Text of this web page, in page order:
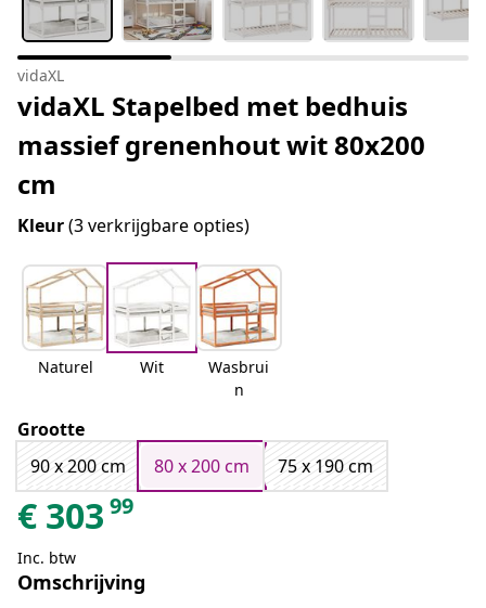
vidaXL
vidaXL Stapelbed met bedhuis
massief grenenhout wit 80x200
cm
Kleur(3 verkrijgbare opties)
Naturel Wit
Wasbrui
n
Grootte
90 x 200 cm
80 x 200 cm 75 x 190 cm
€ 303 99
Inc. btw
Omschrijving